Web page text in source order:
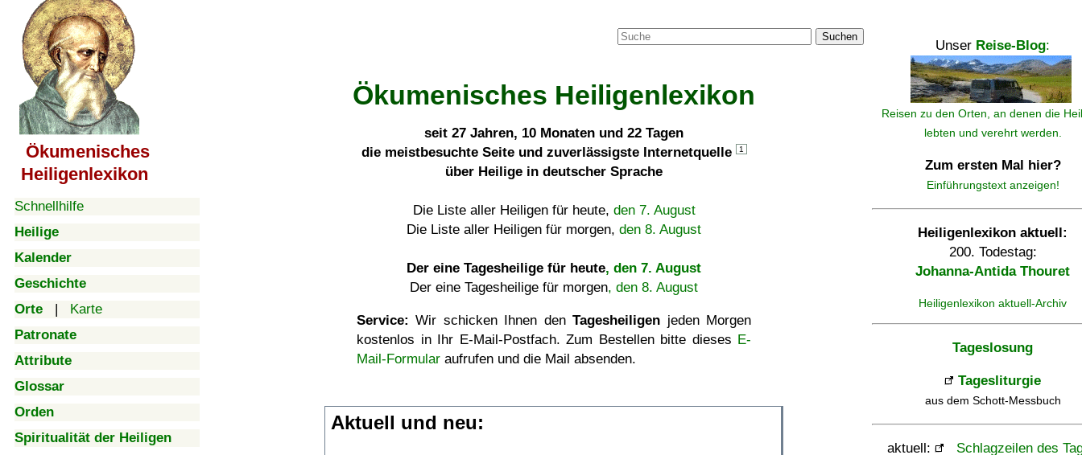
Ökumenisches
Heiligenlexikon
Schnellhilfe
Heilige
Kalender
Geschichte
Orte | Karte
Patronate
Attribute
Glossar
Orden
Spiritualität der Heiligen
Suchen
Ökumenisches Heiligenlexikon
seit 27 Jahren, 10 Monaten und 22 Tagen
die meistbesuchte Seite und zuverlässigste Internetquelle
1
über Heilige in deutscher Sprache
Die Liste aller Heiligen für heute, den 7. August
Die Liste aller Heiligen für morgen, den 8. August
Der eine Tagesheilige für heute, den 7. August
Der eine Tagesheilige für morgen, den 8. August
Service: Wir schicken Ihnen denTagesheiligen jeden Morgen
kostenlos in Ihr E-Mail-Postfach. Zum Bestellen bitte dieses E-
Mail-Formular aufrufen und die Mail absenden.
Aktuell und neu:
Unser Reise-Blog:
Reisen zu den Orten, an denen die
lebten und verehrt werden.
Zum ersten Mal hier?
Einführungstext anzeigen!
Heiligenlexikon aktuell:
200. Todestag:
Johanna-Antida Thouret
Heiligenlexikon aktuell-Archiv
Tageslosung
Tagesliturgie
aus dem Schott-Messbuch
aktuell:
Schlagzeilen des